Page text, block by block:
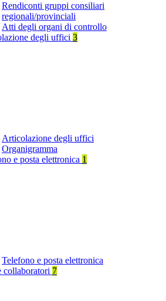
Rendiconti gruppi consiliari
regionali/provinciali
Atti degli organi di controllo
degli uffici 3
Articolazione degli uffici
Organigramma
e posta elettronica 1
Telefono e posta elettronica
collaboratori 7